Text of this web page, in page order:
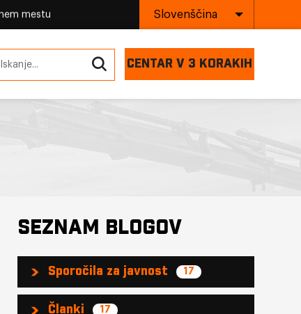
mestu Slovenščina
CENTAR V 3 KORAKIH
SEZNAM BLOGOV
Sporočila za javnost 17
Članki 17